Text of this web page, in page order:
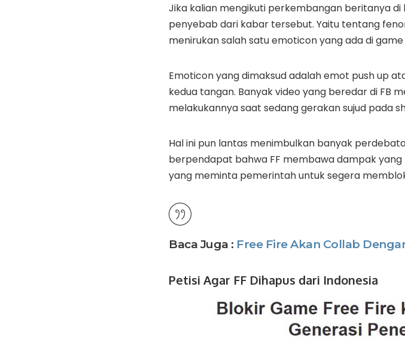
Jika kalian mengikuti perkembangan beritanya
penyebab dari kabar tersebut. Yaitu tentang
menirukan salah satu emoticon yang ada di game
Emoticon yang dimaksud adalah emot push up
kedua tangan. Banyak video yang beredar di FB
melakukannya saat sedang gerakan sujud pada
Hal ini pun lantas menimbulkan banyak
berpendapat bahwa FF membawa dampak
yang meminta pemerintah untuk segera
Baca Juga : Free Fire Akan Collab
Petisi Agar FF Dihapus dari Indonesia